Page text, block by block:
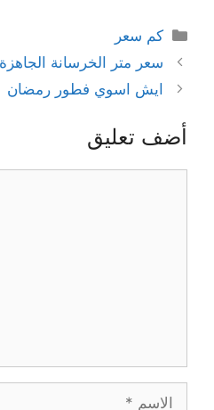
التصنيفات
كم سعر
سعر متر الخرسانة الجاهزة
ايش اسوي فطور رمضان
أضف تعليق
الاسم